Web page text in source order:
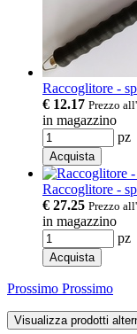
Raccoglitore -
€ 12.17 Prezzo
in magazzino
pz
Acquista
Raccoglitore -
€ 27.25 Prezzo
in magazzino
pz
Acquista
Prossimo Prossimo
Visualizza prodotti